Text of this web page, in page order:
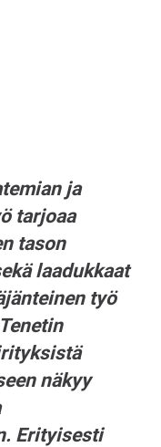
ja
tarjoaa
tason
laadukkaat
työ
näkyy
Erityisesti